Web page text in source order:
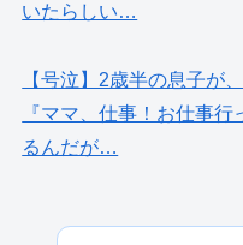
いたらしい…
【号泣】2歳半の息子が
『ママ、仕事！お仕事
るんだが…